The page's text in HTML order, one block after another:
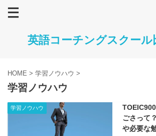
英語コーチングスクール
HOME > 学習ノウハウ >
学習ノウハウ
学習ノウハウ
ごさって
や必要な